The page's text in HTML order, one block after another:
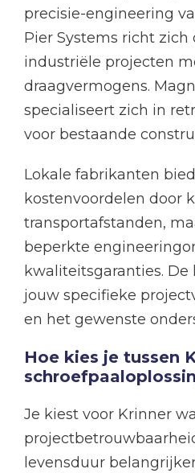
precisie-engineering
Pier Systems richt zich
industriële projecten
draagvermogens.
specialiseert zich in
voor bestaande
Lokale fabrikanten
kostenvoordelen door
transportafstanden,
beperkte
kwaliteitsgaranties.
jouw specifieke
en het gewenste
Hoe kies je tussen
Je kiest voor Krinner
levensduur